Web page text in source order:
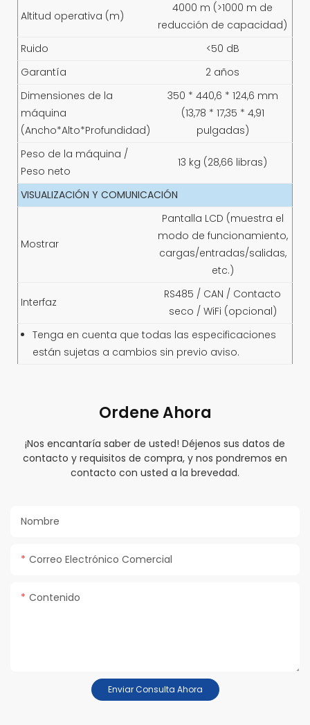
Altitud operativa (m)
4000 m (>1000 m de
reducción de capacidad)
Ruido
<50 dB
Garantía
2 años
Dimensiones de la
máquina
(Ancho*Alto*Profundidad)
350 * 440,6 * 124,6 mm
(13,78 * 17,35 * 4,91
pulgadas)
Peso de la máquina /
Peso neto
13 kg (28,66 libras)
VISUALIZACIÓN Y COMUNICACIÓN
Mostrar
Pantalla LCD (muestra el
modo de funcionamiento,
cargas/entradas/salidas,
etc.)
Interfaz
RS485 / CAN / Contacto
seco / WiFi (opcional)
Tenga en cuenta que todas las especificaciones
están sujetas a cambios sin previo aviso.
Ordene Ahora
¡Nos encantaría saber de usted! Déjenos sus datos de
contacto y requisitos de compra, y nos pondremos en
contacto con usted a la brevedad.
Nombre
Correo Electrónico Comercial
Contenido
Enviar Consulta Ahora